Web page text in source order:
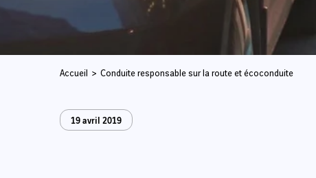
Accueil Conduite responsable sur la route et écoconduite
19 avril 2019